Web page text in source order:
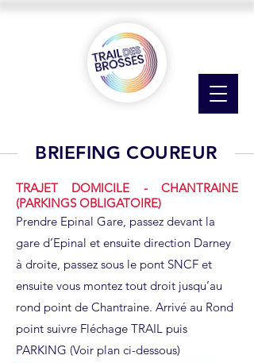
BRIEFING COUREUR
TRAJET DOMICILE - CHANTRAINE
(PARKINGS OBLIGATOIRE)
​Prendre Epinal Gare, passez devant la
gare d’Epinal et ensuite direction Darney
à droite, passez sous le pont SNCF et
ensuite vous montez tout droit jusqu’au
rond point de Chantraine. Arrivé au Rond
point suivre Fléchage TRAIL puis
PARKING (Voir plan ci-dessous)